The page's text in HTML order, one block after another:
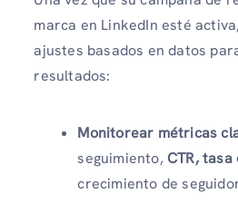
marca en LinkedIn esté
ajustes basados ​​en datos
resultados:
Monitorear métricas
seguimiento, CTR,
crecimiento de